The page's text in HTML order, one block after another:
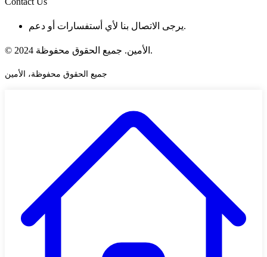
يرجى الاتصال بنا لأي أستفسارات أو دعم.
© 2024 الأمين. جميع الحقوق محفوظة.
جميع الحقوق محفوظة، الأمين